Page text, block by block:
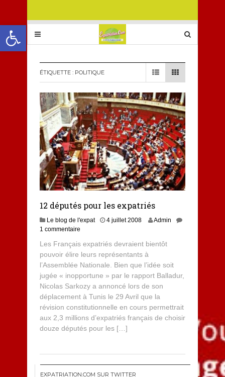
Ouvrir la barre d’outils
ÉTIQUETTE : POLITIQUE
12 députés pour les expatriés
Le blog de l'expat 4 juillet 2008
Admin
1 commentaire
Les Français expatriés devraient bientôt
pouvoir élire leurs représentants à
l’Assemblée Nationale. Bien que l’idée soit
jugée « inopportune » par le rapport Balladur,
Nicolas Sarkozy a annoncé lors de son
déplacement à Tunis le 29 Avril que la
révision constitutionnelle en cours permettrait
aux 2,3 millions d’expatriés français de choisir
douze députés pour les […]
EXPATRIATION.COM SUR TWITTER